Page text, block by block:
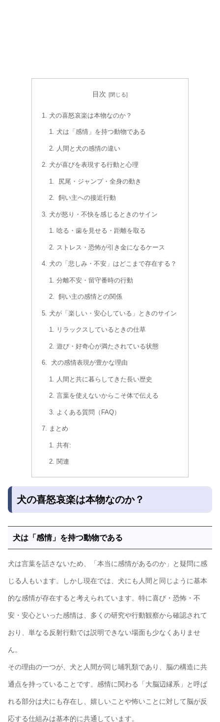
目次
犬の喜怒哀楽は本物なのか？
犬は「感情」を持つ動物である
人間と犬の感情の違い
犬が喜びを表現する行動と心理
尻尾・ジャンプ・全身の動き
飼い主への接近行動
犬が怒り・不快を感じるときのサイン
唸る・歯を見せる・距離を取る
ストレス・恐怖が引き金になるケース
犬の「悲しみ・不安」はどこまで存在する？
分離不安・留守番時の行動
飼い主の感情との関係
犬が「楽しい・安心している」ときのサイン
リラックスしているときの仕草
遊び・好奇心が満たされている状態
犬の感情表現が豊かな理由
人間と共に暮らしてきた長い歴史
言葉を使えないからこそ体で伝える
よくある質問（FAQ）
まとめ
共有:
関連
犬の喜怒哀楽は本物なのか？
犬は「感情」を持つ動物である
犬は言葉を話さないため、「本当に感情があるのか」と疑問に感
じる人もいます。しかし現在では、犬にも人間と同じように基本
的な感情が存在すると考えられています。特に喜び・恐怖・不
安・安心といった感情は、多くの研究や行動観察から確認されて
おり、単なる反射行動では説明できない場面も少なくありませ
ん。
その理由の一つが、犬と人間が同じ哺乳類であり、脳の構造に共
通点を持っていることです。感情に関わる「大脳辺縁系」と呼ば
れる部分は犬にも存在し、嬉しいことや怖いことに対して脳が反
応する仕組みは基本的に共通しています。